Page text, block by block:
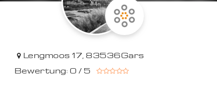
Lengmoos 17, 83536Gars
Bewertung: 0 / 5